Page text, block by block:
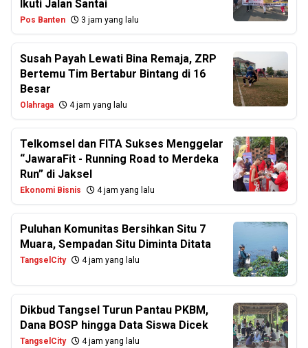
Ikuti Jalan Santai
Pos Banten 3 jam yang lalu
Susah Payah Lewati Bina Remaja, ZRP
Bertemu Tim Bertabur Bintang di 16
Besar
Olahraga 4 jam yang lalu
Telkomsel dan FITA Sukses Menggelar
“JawaraFit - Running Road to Merdeka
Run” di Jaksel
Ekonomi Bisnis 4 jam yang lalu
Puluhan Komunitas Bersihkan Situ 7
Muara, Sempadan Situ Diminta Ditata
TangselCity 4 jam yang lalu
Dikbud Tangsel Turun Pantau PKBM,
Dana BOSP hingga Data Siswa Dicek
TangselCity 4 jam yang lalu